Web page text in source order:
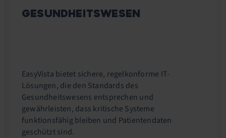
GESUNDHEITSWESEN
EasyVista bietet sichere, regelkonforme IT-
Lösungen, die den Standards des
Gesundheitswesens entsprechen und
gewährleisten, dass kritische Systeme
funktionsfähig bleiben und Patientendaten
geschützt sind.